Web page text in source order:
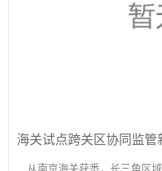
海关试点跨关区协同监管
从南京海关获悉，长三角区